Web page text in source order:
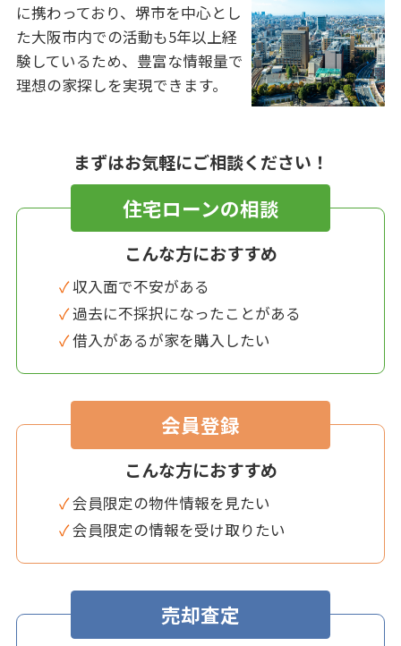
に携わっており、堺市を中心とし
た大阪市内での活動も5年以上経
験しているため、豊富な情報量で
理想の家探しを実現できます。
まずはお気軽にご相談ください！
住宅ローンの相談
こんな方におすすめ
✓ 収入面で不安がある
✓ 過去に不採択になったことがある
✓ 借入があるが家を購入したい
会員登録
こんな方におすすめ
✓ 会員限定の物件情報を見たい
✓ 会員限定の情報を受け取りたい
売却査定